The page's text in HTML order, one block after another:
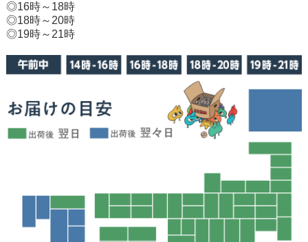
◎16時～18時
◎18時～20時
◎19時～21時